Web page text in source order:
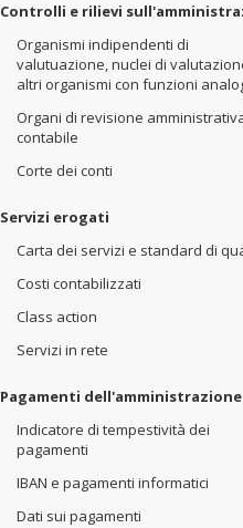
Controlli e rilievi
Organismi indipendenti di
valutuazione, nuclei di
altri organismi con funzioni
Organi di revisione
contabile
Corte dei conti
Servizi erogati
Carta dei servizi e standard di
Costi contabilizzati
Class action
Servizi in rete
Pagamenti dell'amministrazione
Indicatore di tempestività dei
pagamenti
IBAN e pagamenti informatici
Dati sui pagamenti